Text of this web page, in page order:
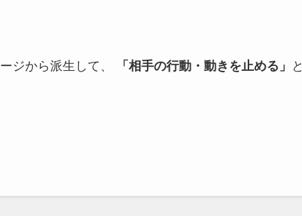
ジから派生して、 「相手の行動・動きを止める」 と